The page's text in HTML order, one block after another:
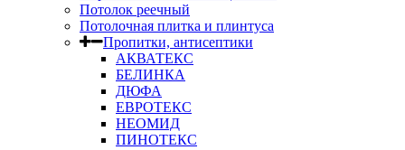
Потолок реечный
Потолочная плитка и плинтуса
Пропитки, антисептики
АКВАТЕКС
БЕЛИНКА
ДЮФА
ЕВРОТЕКС
НЕОМИД
ПИНОТЕКС